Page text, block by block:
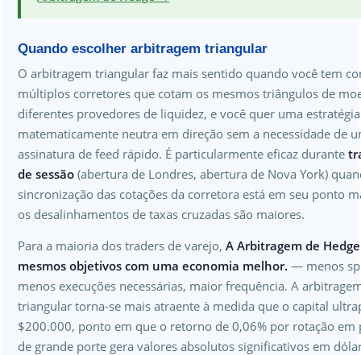
Quando escolher arbitragem triangular
O arbitragem triangular faz mais sentido quando você tem
múltiplos corretores que cotam os mesmos triângulos de
diferentes provedores de liquidez, e você quer uma estratégia
matematicamente neutra em direção sem a necessidade de
assinatura de feed rápido. É particularmente eficaz durante
de sessão (abertura de Londres, abertura de Nova York)
sincronização das cotações da corretora está em seu ponto
os desalinhamentos de taxas cruzadas são maiores.
Para a maioria dos traders de varejo, A Arbitragem de
mesmos objetivos com uma economia melhor. — menos
menos execuções necessárias, maior frequência. A
triangular torna-se mais atraente à medida que o capital
$200.000, ponto em que o retorno de 0,06% por rotação em
de grande porte gera valores absolutos significativos em